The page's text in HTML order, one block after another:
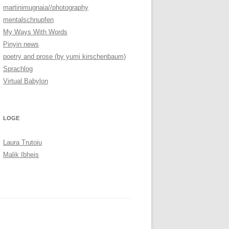
martinimugnaia//photography
mentalschnupfen
My Ways With Words
Pinyin news
poetry and prose (by yumi kirschenbaum)
Sprachlog
Virtual Babylon
LOGE
Laura Trutoiu
Malik Ibheis